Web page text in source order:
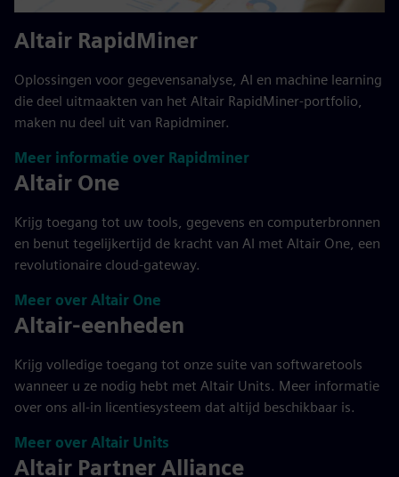
Altair RapidMiner
Oplossingen voor gegevensanalyse, AI en machine learning
die deel uitmaakten van het Altair RapidMiner-portfolio,
maken nu deel uit van Rapidminer.
Meer informatie over Rapidminer
Altair One
Krijg toegang tot uw tools, gegevens en computerbronnen
en benut tegelijkertijd de kracht van AI met Altair One, een
revolutionaire cloud-gateway.
Meer over Altair One
Altair-eenheden
Krijg volledige toegang tot onze suite van softwaretools
wanneer u ze nodig hebt met Altair Units. Meer informatie
over ons all-in licentiesysteem dat altijd beschikbaar is.
Meer over Altair Units
Altair Partner Alliance